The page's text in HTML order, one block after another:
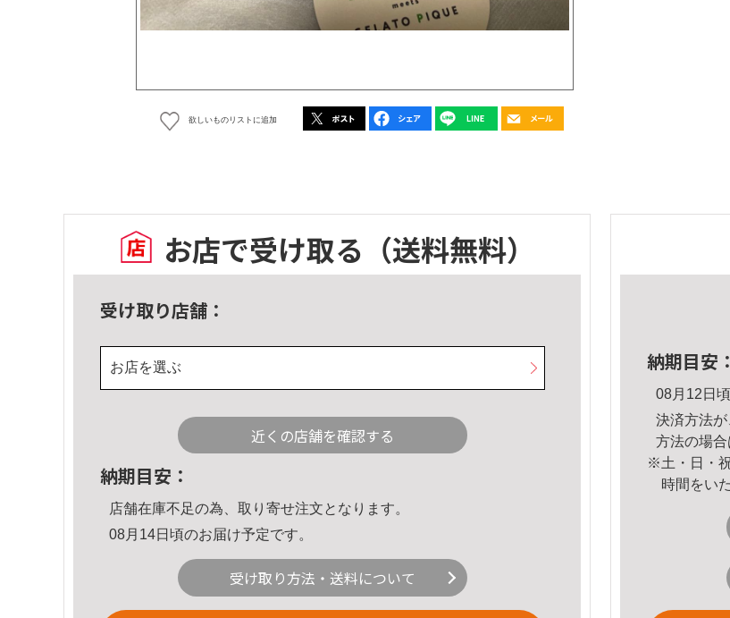
欲しいものリストに追加
お店で受け取る （送料無料）
受け取り店舗：
お店を選ぶ
近くの店舗を確認する
納期目安：
店舗在庫不足の為、取り寄せ注文となります。
08月14日頃のお届け予定です。
受け取り方法・送料について
納期目安：
08月12日
決済方法
方法の場合
※土・日・
時間をい